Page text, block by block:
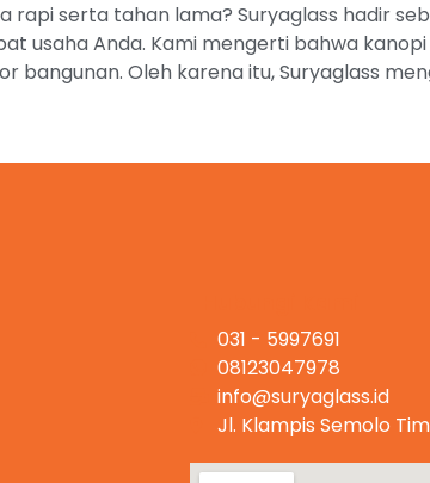
rapi serta tahan lama? Suryaglass hadir
usaha Anda. Kami mengerti bahwa
bangunan. Oleh karena itu, Suryaglass
031 - 5997691
08123047978
info@suryaglass.id
Jl. Klampis Semolo